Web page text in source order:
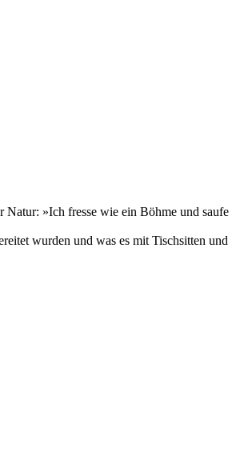
Natur: »Ich fresse wie ein Böhme und saufe
wurden und was es mit Tischsitten und